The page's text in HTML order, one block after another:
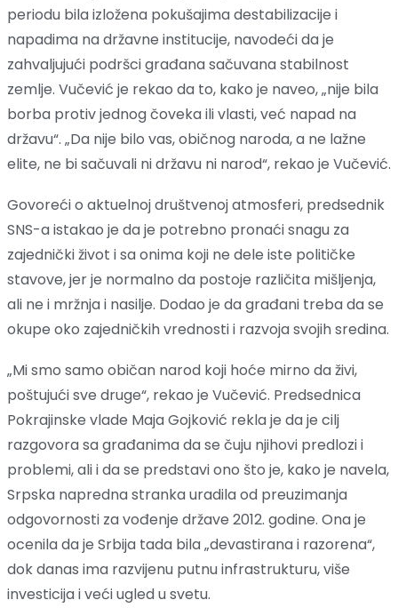
periodu bila izložena pokušajima destabilizacije i
napadima na državne institucije, navodeći da je
zahvaljujući podršci građana sačuvana stabilnost
zemlje. Vučević je rekao da to, kako je naveo, „nije bila
borba protiv jednog čoveka ili vlasti, već napad na
državu“. „Da nije bilo vas, običnog naroda, a ne lažne
elite, ne bi sačuvali ni državu ni narod“, rekao je Vučević.
Govoreći o aktuelnoj društvenoj atmosferi, predsednik
SNS-a istakao je da je potrebno pronaći snagu za
zajednički život i sa onima koji ne dele iste političke
stavove, jer je normalno da postoje različita mišljenja,
ali ne i mržnja i nasilje. Dodao je da građani treba da se
okupe oko zajedničkih vrednosti i razvoja svojih sredina.
„Mi smo samo običan narod koji hoće mirno da živi,
poštujući sve druge“, rekao je Vučević. Predsednica
Pokrajinske vlade Maja Gojković rekla je da je cilj
razgovora sa građanima da se čuju njihovi predlozi i
problemi, ali i da se predstavi ono što je, kako je navela,
Srpska napredna stranka uradila od preuzimanja
odgovornosti za vođenje države 2012. godine. Ona je
ocenila da je Srbija tada bila „devastirana i razorena“,
dok danas ima razvijenu putnu infrastrukturu, više
investicija i veći ugled u svetu.